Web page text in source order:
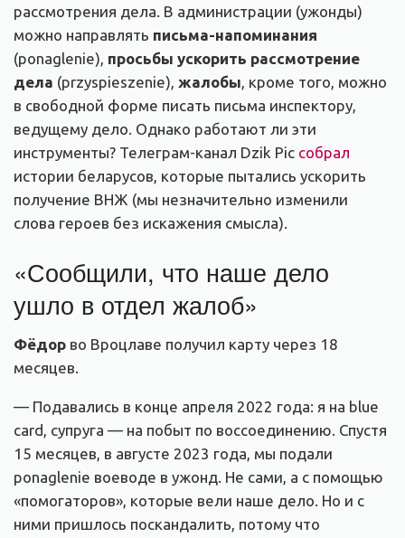
рассмотрения дела. В администрации (ужонды)
можно направлять письма-напоминания
(ponaglenie), просьбы ускорить рассмотрение
дела (przyspieszenie), жалобы, кроме того, можно
в свободной форме писать письма инспектору,
ведущему дело. Однако работают ли эти
инструменты? Телеграм-канал Dzik Pic собрал
истории беларусов, которые пытались ускорить
получение ВНЖ (мы незначительно изменили
слова героев без искажения смысла).
«Сообщили, что наше дело
ушло в отдел жалоб»
Фёдор во Вроцлаве получил карту через 18
месяцев.
— Подавались в конце апреля 2022 года: я на blue
card, супруга — на побыт по воссоединению. Спустя
15 месяцев, в августе 2023 года, мы подали
ponaglenie воеводе в ужонд. Не сами, а с помощью
«помогаторов», которые вели наше дело. Но и с
ними пришлось поскандалить, потому что